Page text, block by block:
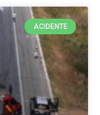
ACIDENTE